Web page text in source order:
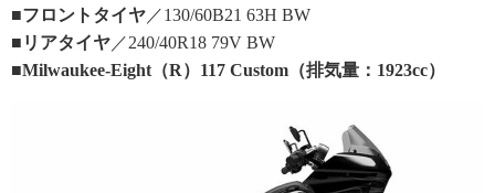
■フロントタイヤ ／130/60B21 63H BW
■リアタイヤ ／240/40R18 79V BW
■Milwaukee-Eight（R）117 Custom（排気量：1923cc）